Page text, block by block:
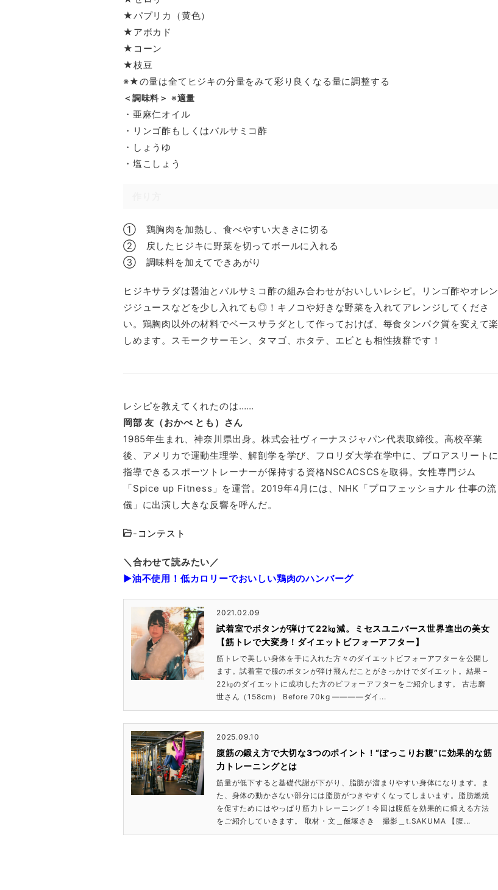
★パプリカ（黄色）
★アボカド
★コーン
★枝豆
※★の量は全てヒジキの分量をみて彩り良くなる量に調整する
＜調味料＞ ※適量
・亜麻仁オイル
・リンゴ酢もしくはバルサミコ酢
・しょうゆ
・塩こしょう
① 鶏胸肉を加熱し、食べやすい大きさに切る
② 戻したヒジキに野菜を切ってボールに入れる
③ 調味料を加えてできあがり
ヒジキサラダは醤油とバルサミコ酢の組み合わせがおいしいレシピ。リンゴ酢やオレン
ジジュースなどを少し入れても◎！キノコや好きな野菜を入れてアレンジしてくださ
い。鶏胸肉以外の材料でベースサラダとして作っておけば、毎食タンパク質を変えて楽
しめます。スモークサーモン、タマゴ、ホタテ、エビとも相性抜群です！
レシピを教えてくれたのは……
岡部 友（おかべ とも）さん
1985年生まれ、神奈川県出身。株式会社ヴィーナスジャパン代表取締役。高校卒業
後、アメリカで運動生理学、解剖学を学び、フロリダ大学在学中に、プロアスリートに
指導できるスポーツトレーナーが保持する資格NSCACSCSを取得。女性専門ジム
「Spice up Fitness」を運営。2019年4月には、NHK「プロフェッショナル 仕事の流
儀」に出演し大きな反響を呼んだ。
- コンテスト
＼合わせて読みたい／
▶油不使用！低カロリーでおいしい鶏肉のハンバーグ
2021.02.09
試着室でボタンが弾けて22㎏減。ミセスユニバース世界進出の美女
【筋トレで大変身！ダイエットビフォーアフター】
筋トレで美しい身体を手に入れた方々のダイエットビフォーアフターを公開し
ます。試着室で服のボタンが弾け飛んだことがきっかけでダイエット。結果－
22㎏のダイエットに成功した方のビフォーアフターをご紹介します。 古志磨
世さん（158cm） Before 70kg ——――ダイ...
2025.09.10
腹筋の鍛え方で大切な3つのポイント！“ぽっこりお腹”に効果的な筋
力トレーニングとは
筋量が低下すると基礎代謝が下がり、脂肪が溜まりやすい身体になります。ま
た、身体の動かさない部分には脂肪がつきやすくなってしまいます。脂肪燃焼
を促すためにはやっぱり筋力トレーニング！今回は腹筋を効果的に鍛える方法
をご紹介していきます。 取材・文＿飯塚さき 撮影＿t.SAKUMA 【腹...